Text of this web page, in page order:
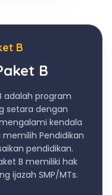
B
B
adalah program
setara dengan
kendala
Pendidikan
pendidikan.
B memiliki hak
ijazah SMP/MTs.